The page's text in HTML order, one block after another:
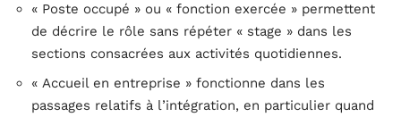
« Poste occupé » ou « fonction exercée » permettent
de décrire le rôle sans répéter « stage » dans les
sections consacrées aux activités quotidiennes.
« Accueil en entreprise » fonctionne dans les
passages relatifs à l’intégration, en particulier quand